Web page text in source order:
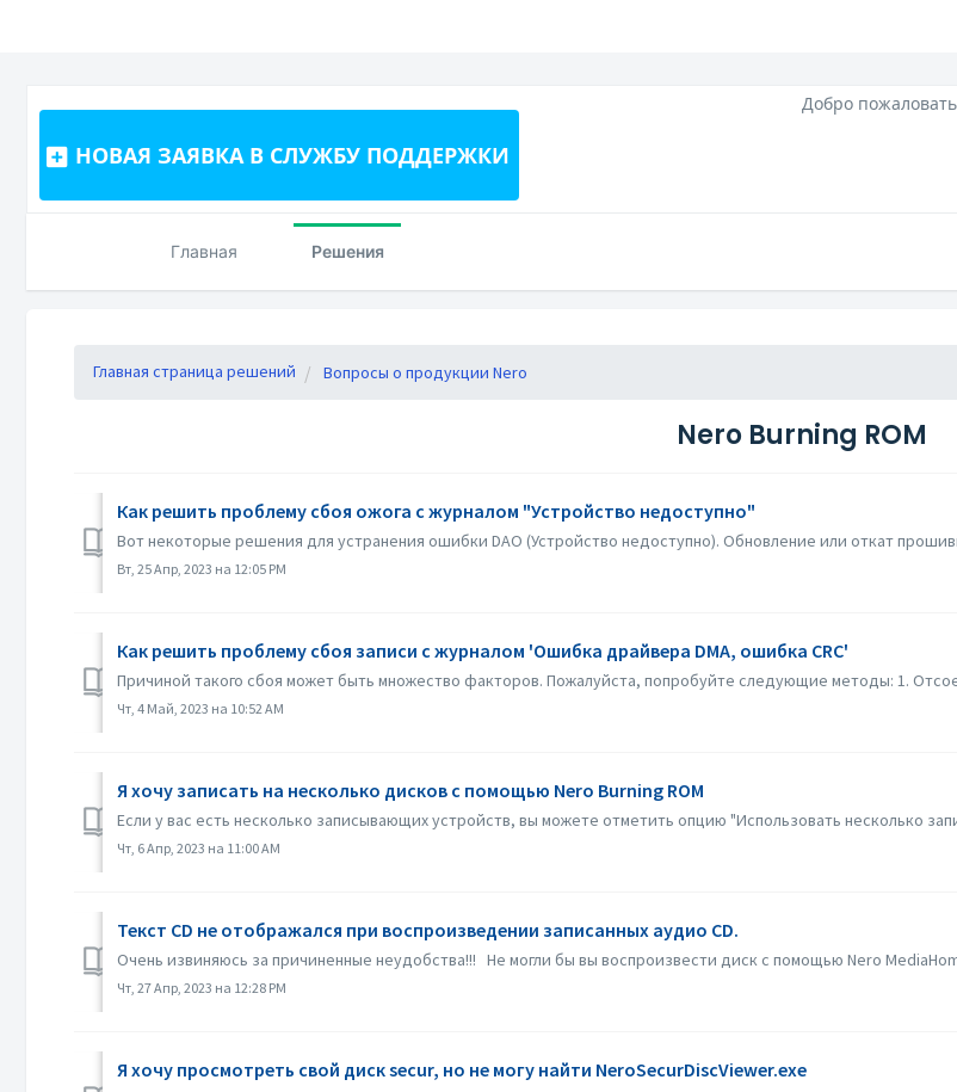
НОВАЯ ЗАЯВКА В СЛУЖБУ ПОДДЕРЖКИ
Добро пожаловать
Главная Решения
Главная страница решений Вопросы о продукции Nero
Nero Burning ROM
Как решить проблему сбоя ожога с журналом "Устройство недоступно"
Вот некоторые решения для устранения ошибки DAO (Устройство недоступно). Обновление или откат
Вт, 25 Апр, 2023 на 12:05 PM
Как решить проблему сбоя записи с журналом 'Ошибка драйвера DMA, ошибка CRC'
Причиной такого сбоя может быть множество факторов. Пожалуйста, попробуйте следующие методы: 1.
Чт, 4 Май, 2023 на 10:52 AM
Я хочу записать на несколько дисков с помощью Nero Burning ROM
Если у вас есть несколько записывающих устройств, вы можете отметить опцию "Использовать несколько
Чт, 6 Апр, 2023 на 11:00 AM
Текст CD не отображался при воспроизведении записанных аудио CD.
Очень извиняюсь за причиненные неудобства!!! Не могли бы вы воспроизвести диск с помощью Nero
Чт, 27 Апр, 2023 на 12:28 PM
Я хочу просмотреть свой диск secur, но не могу найти NeroSecurDiscViewer.exe